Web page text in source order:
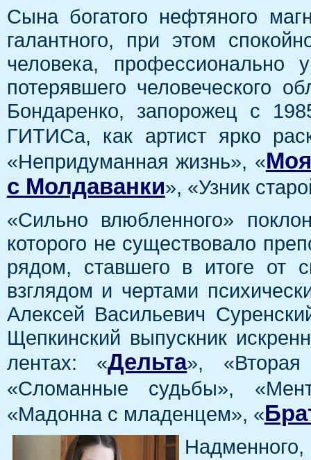
Сына богатого нефтяного
галантного, при этом
человека, профессионально
потерявшего человеческого
Бондаренко, запорожец с
ГИТИСа, как артист ярко
«Непридуманная жизнь», «
с Молдаванки», «Узник
«Сильно влюбленного»
которого не существовало
рядом, ставшего в итоге от
взглядом и чертами
Алексей Васильевич
Щепкинский выпускник
лентах: «Дельта», «Вторая
«Сломанные судьбы»,
«Мадонна с младенцем», «